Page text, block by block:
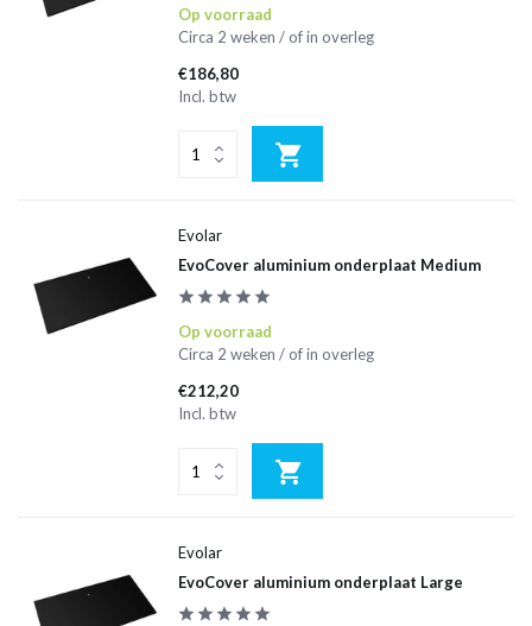
Op voorraad
Circa 2 weken / of in overleg
€186,80
Incl. btw
Evolar
EvoCover aluminium onderplaat Medium
Op voorraad
Circa 2 weken / of in overleg
€212,20
Incl. btw
Evolar
EvoCover aluminium onderplaat Large